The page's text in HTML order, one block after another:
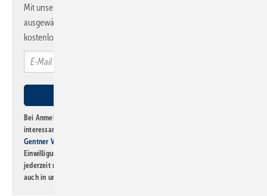
Mit unserem Newsletter erhalten Sie regelmäßig von uns
ausgewählte Informationen und Neuigkeiten, gebündelt und
kostenlos direkt ins Postfach.
Bei Anmeldung zu diesem Newsletter bin ich damit einverstanden, über
interessante Verlags- und Online-Angebote
Gentner Verlag GmbH & Co. KG
Einwilligung kann ich jederzeit widerrufen und eine Abmeldung ist
jederzeit möglich. Informationen zum Umgang mit Daten finden Sie
auch in unserer